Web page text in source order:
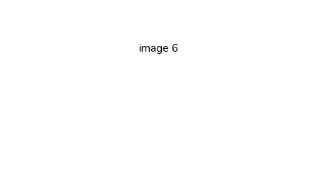
image 6